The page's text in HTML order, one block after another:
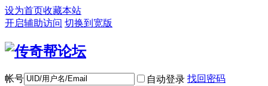
设为首页收藏本站
开启辅助访问 切换到宽版
帐号 自动登录 找回密码